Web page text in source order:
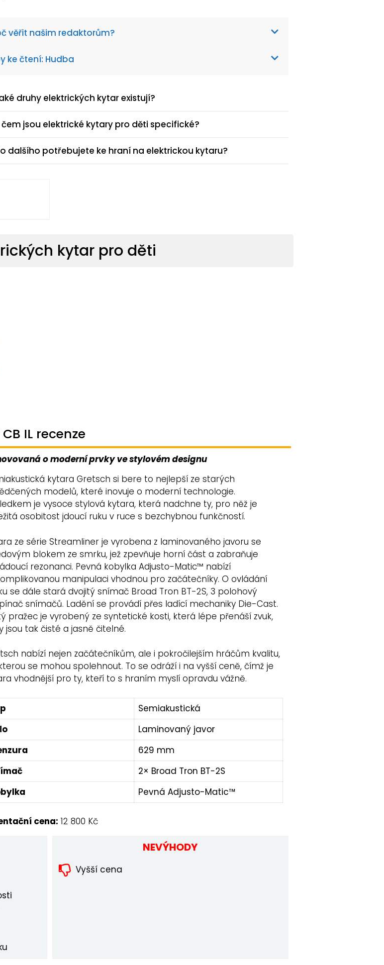
věřit našim redaktorům?
ke čtení: Hudba
druhy elektrických kytar existují?
čem jsou elektrické kytary pro děti specifické?
dalšího potřebujete ke hraní na elektrickou kytaru?
kytar pro děti
IL recenze
o moderní prvky ve stylovém designu
kytara Gretsch si bere to nejlepší ze starých
modelů, které inovuje o moderní technologie.
je vysoce stylová kytara, která nadchne ty, pro něž je
osobitost jdoucí ruku v ruce s bezchybnou funkčností.
ze série Streamliner je vyrobena z laminovaného javoru se
blokem ze smrku, jež zpevňuje horní část a zabraňuje
rezonanci. Pevná kobylka Adjusto-Matic™ nabízí
manipulaci vhodnou pro začátečníky. O ovládání
se dále stará dvojitý snímač Broad Tron BT-2S, 3 polohový
snímačů. Ladění se provádí přes ladící mechaniky Die-Cast.
pražec je vyrobený ze syntetické kosti, která lépe přenáší zvuk,
jsou tak čisté a jasně čitelné.
nabízí nejen začátečníkům, ale i pokročilejším hráčům kvalitu,
se mohou spolehnout. To se odráží i na vyšší ceně, čímž je
vhodnější pro ty, kteří to s hraním myslí opravdu vážně.
Semiakustická
Laminovaný javor
629 mm
2× Broad Tron BT-2S
Pevná Adjusto-Matic™
cena: 12 800 Kč
NEVÝHODY
Vyšší cena